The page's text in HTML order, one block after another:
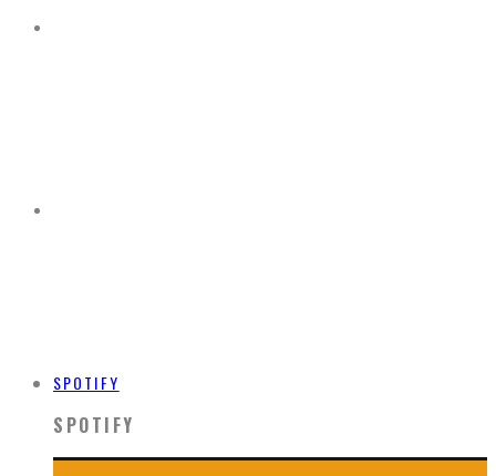
SPOTIFY
SPOTIFY